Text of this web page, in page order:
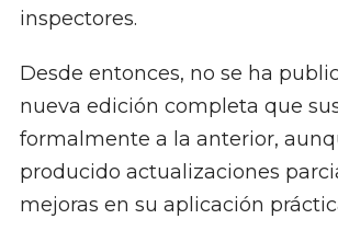
inspectores.
Desde entonces, no se ha
nueva edición completa que
formalmente a la anterior,
producido actualizaciones
mejoras en su aplicación